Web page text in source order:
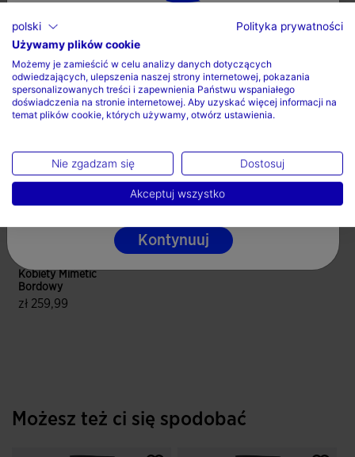
Skompletuj swój look
Kobiety Mimetic
Bordowy
zł 259,99
Możesz też ci się spodobać
Wybierz kraj oraz język
Kraj
Polska
Język
Polski
Kontynuuj
polski
Polityka prywatności
Używamy plików cookie
Możemy je zamieścić w celu analizy danych dotyczących
odwiedzających, ulepszenia naszej strony internetowej, pokazania
spersonalizowanych treści i zapewnienia Państwu wspaniałego
doświadczenia na stronie internetowej. Aby uzyskać więcej informacji na
temat plików cookie, których używamy, otwórz ustawienia.
Nie zgadzam się Dostosuj
Akceptuj wszystko